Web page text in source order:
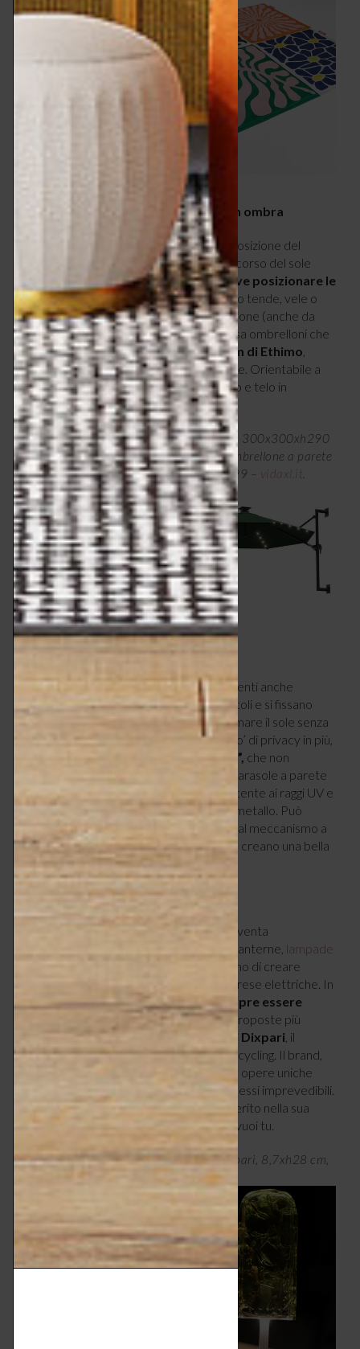
3 – Prevedi delle fondamentali zone in ombra
Un aspetto di cui devi tener conto è l’esposizione del
terrazzo alla luce naturale. Studiare il percorso del sole
durante la giornata ti aiuterà a capire dove posizionare le
indispensabili zone d’ombra, utilizzando tende, vele o
ombrelloni che offrono comfort e protezione (anche da
sguardi indiscreti). Sui terrazzi più ampi, usa ombrelloni che
puoi spostare facilmente, comeFreedom di Ethimo
quadrato 3x3m e con base dotata di ruote. Orientabile a
360°, ha palo a braccio laterale in alluminio e telo in
resistente poliestere.
A sinistra, ombrellone Freedom di Ethimo, 300x300xh290
cm, € 4.026 –ethimo.com/it. A destra, ombrellone a parete
vidaXL con LED, ø300xh131 cm, € 148,99 – vidaxl.it
Nei piccoli balconi possono essere sufficienti anche
cannicciati in bambù (che si vendono a rotoli e si fissano
facilmente alle ringhiere), capaci di schermare il sole senza
appesantire l’ambiente e di regalarti un po’ di privacy in più,
ma esistono anche
ombrelloni “sospesi”, che non
occupano spazio sul pavimento, come il parasole a parete
vidaXL
. La fodera è in poliestere resistente ai raggi UV e
anti-sbiadimento, palo e stecche sono in metallo. Può
essere facilmente aperto e chiuso grazie al meccanismo a
manovella e ha 28 luci LED integrate, che creano una bella
atmosfera anche di sera.
4 – Studia bene l’illuminazione
Quando il sole tramonta, l’illuminazione diventa
protagonista grazie a ghirlande luminose, lanterne, lampade
, che consentono di creare
scenari suggestivi senza aver bisogno di prese elettriche. In
ogni caso, ricordati che
la luce deve sempre essere
, mai invasiva. Una delle proposte più
estive (e anche più etiche) è
Luci.Fero di Dixpari , il
ghiacciolo luminoso da tavolo nato dall’upcycling. Il brand,
infatti, trasforma gli scarti termoplastici in opere uniche
realizzate a mano, che si accendono di riflessi imprevedibili.
Per illuminarsi, Luci.Fero deve essere inserito nella sua
base ricaricabile. Poi, puoi portarlo dove vuoi tu.
Lampada da tavolo a led Luci.Fero di Dixpari, 8,7xh28 cm,
dixpari.com/it